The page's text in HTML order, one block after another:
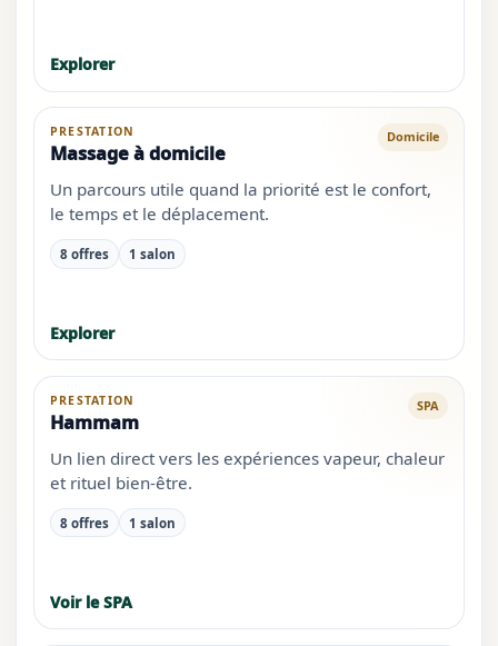
Explorer
PRESTATION
Massage à domicile
Domicile
Un parcours utile quand la priorité est le confort,
le temps et le déplacement.
8 offres 1 salon
Explorer
PRESTATION
Hammam
SPA
Un lien direct vers les expériences vapeur, chaleur
et rituel bien-être.
8 offres 1 salon
Voir le SPA